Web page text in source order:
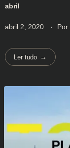
abril
abril 2, 2020 Por
Ler tudo